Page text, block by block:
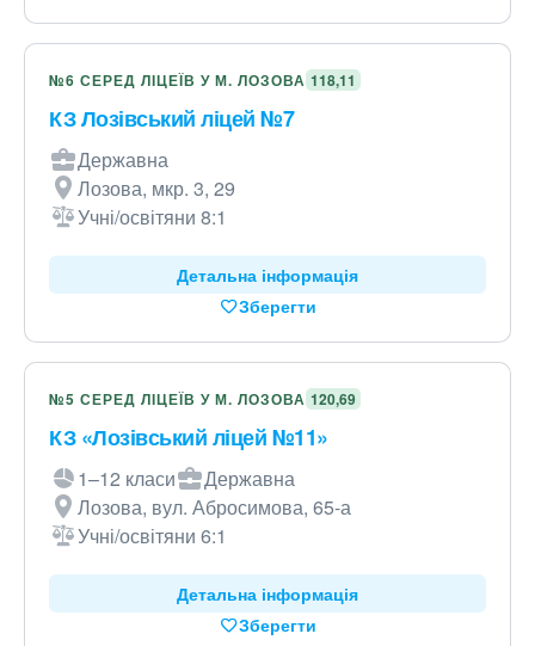
№6 СЕРЕД ЛІЦЕЇВ У М. ЛОЗОВА 118,11
КЗ Лозівський ліцей №7
Державна
Лозова, мкр. 3, 29
Учні/освітяни 8:1
Детальна інформація
Зберегти
№5 СЕРЕД ЛІЦЕЇВ У М. ЛОЗОВА 120,69
КЗ «Лозівський ліцей №11»
1–12 класи
Державна
Лозова, вул. Абросимова, 65-а
Учні/освітяни 6:1
Детальна інформація
Зберегти